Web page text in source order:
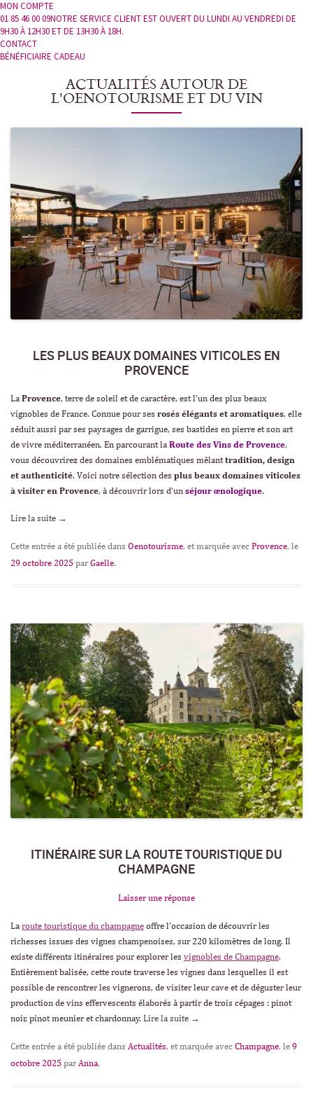
MON COMPTE
01 85 46 00 09NOTRE SERVICE CLIENT EST OUVERT DU LUNDI AU VENDREDI DE
9H30 À 12H30 ET DE 13H30 À 18H.
CONTACT
BÉNÉFICIAIRE CADEAU
ACTUALITÉS AUTOUR DE
L'OENOTOURISME ET DU VIN
LES PLUS BEAUX DOMAINES VITICOLES EN
PROVENCE
La Provence, terre de soleil et de caractère, est l’un des plus beaux
vignobles de France. Connue pour ses rosés élégants et aromatiques, elle
séduit aussi par ses paysages de garrigue, ses bastides en pierre et son art
de vivre méditerranéen. En parcourant la Route des Vins de Provence,
vous découvrirez des domaines emblématiques mêlanttradition, design
et authenticité. Voici notre sélection des plus beaux domaines viticoles
à visiter en Provence, à découvrir lors d’un séjour œnologique.
Lire la suite →
Cette entrée a été publiée dans Oenotourisme, et marquée avec Provence, le
29 octobre 2025 par Gaelle.
ITINÉRAIRE SUR LA ROUTE TOURISTIQUE DU
CHAMPAGNE
Laisser une réponse
La route touristique du champagne offre l’occasion de découvrir les
richesses issues des vignes champenoises, sur 220 kilomètres de long. Il
existe différents itinéraires pour explorer les vignobles de Champagne.
Entièrement balisée, cette route traverse les vignes dans lesquelles il est
possible de rencontrer les vignerons, de visiter leur cave et de déguster leur
production de vins effervescents élaborés à partir de trois cépages : pinot
noir, pinot meunier et chardonnay. Lire la suite →
Cette entrée a été publiée dans Actualités, et marquée avec Champagne, le 9
octobre 2025 par Anna.